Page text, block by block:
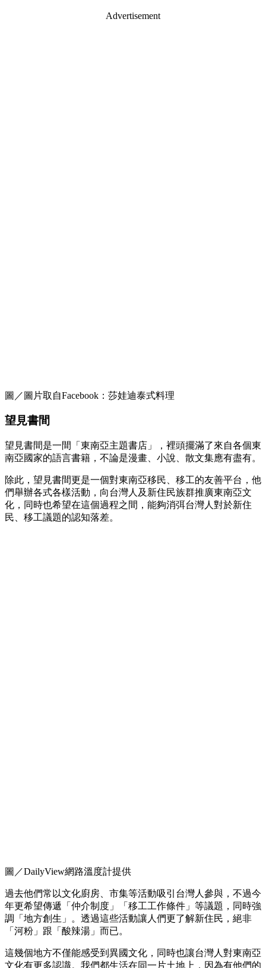
Advertisement
圖／圖片取自Facebook：莎娃迪泰式料理
望見書間
望見書間是一間「東南亞主題書店」，裡頭擺滿了來自各個東
南亞國家的語言書籍，不論是漫畫、小說、散文集應有盡有。
除此，望見書間更是一個對東南亞移民、移工的友善平台，他
們舉辦各式各樣活動，向台灣人及新住民族群推廣東南亞文
化，同時也希望在這個過程之間，能夠消弭台灣人對於新住
民、移工議題的認知落差。
圖／DailyView網路溫度計提供
過去他們常以文化廚房、市集等活動吸引台灣人參與，不過今
年更希望傳遞「仲介制度」「移工工作條件」等議題，同時強
調「地方創生」。透過這些活動讓人們更了解新住民，絕非
「河粉」跟「酸辣湯」而已。
這幾個地方不僅能感受到異國文化，同時也讓台灣人對東南亞
文化有更多認識。我們都生活在同一片土地上，因為有他們的